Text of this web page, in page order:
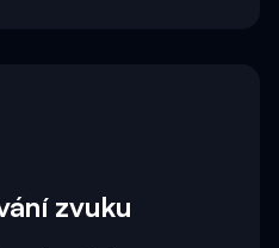
zvuku